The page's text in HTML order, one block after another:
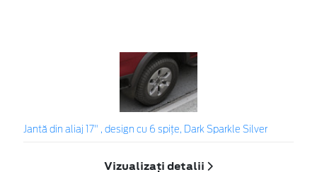
Jantă din aliaj 17" , design cu 6 spiţe, Dark Sparkle Silver
Vizualizați detalii